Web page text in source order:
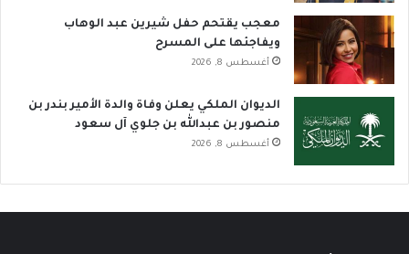
معجب يقتحم حفل شيرين عبد الوهاب
ويفاجئها على المسرح
أغسطس 8, 2026
الديوان الملكي يعلن وفاة والدة الأمير بندر بن
منصور بن عبدالله بن جلوي آل سعود
أغسطس 8, 2026